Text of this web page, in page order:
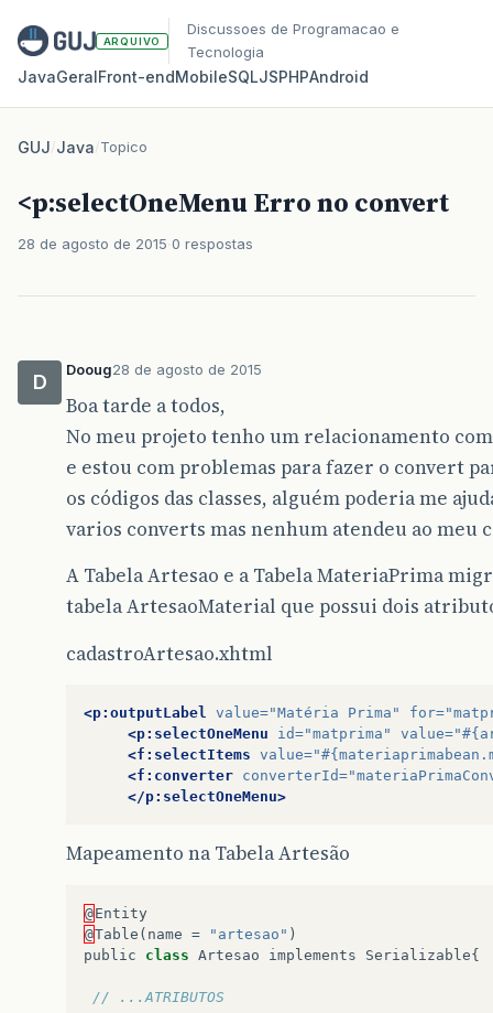
ARQUIVO
Discussoes de Programacao e
Tecnologia
JavaGeralFront‑endMobileSQLJSPHPAndroid
GUJ/Java/Topico
<p:selectOneMenu Erro no convert
28 de agosto de 2015 0 respostas
D
Dooug28 de agosto de 2015
Boa tarde a todos,
No meu projeto tenho um relacionamento
e estou com problemas para fazer o convert
os códigos das classes, alguém poderia me
varios converts mas nenhum atendeu ao meu
A Tabela Artesao e a Tabela MateriaPrima
tabela ArtesaoMaterial que possui dois
cadastroArtesao.xhtml
<p:outputLabel value="Matéria Prima" for=
<p:selectOneMenu
id="matprima" value=
<f:selectItems value=
<f:converter converterId=
</p:selectOneMenu>
Mapeamento na Tabela Artesão
@Entity
@Table ( name = "artesao" )
public
class Artesao implements Serializable{
// ...ATRIBUTOS